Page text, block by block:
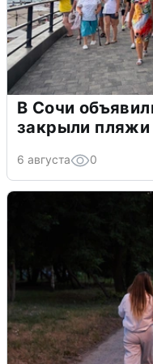
В Сочи
закрыли пляжи
6 августа 0